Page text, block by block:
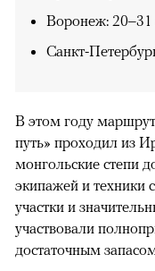
Воронеж: 20–31
Санкт-
В этом году
путь» проходил из
монгольские степи
экипажей и техники
участки и
участвовали
достаточным